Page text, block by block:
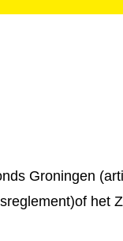
Groningen
het